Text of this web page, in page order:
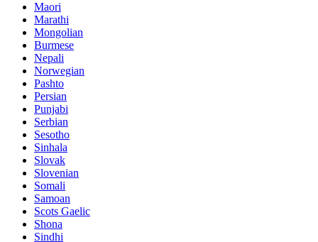
Maori
Marathi
Mongolian
Burmese
Nepali
Norwegian
Pashto
Persian
Punjabi
Serbian
Sesotho
Sinhala
Slovak
Slovenian
Somali
Samoan
Scots Gaelic
Shona
Sindhi